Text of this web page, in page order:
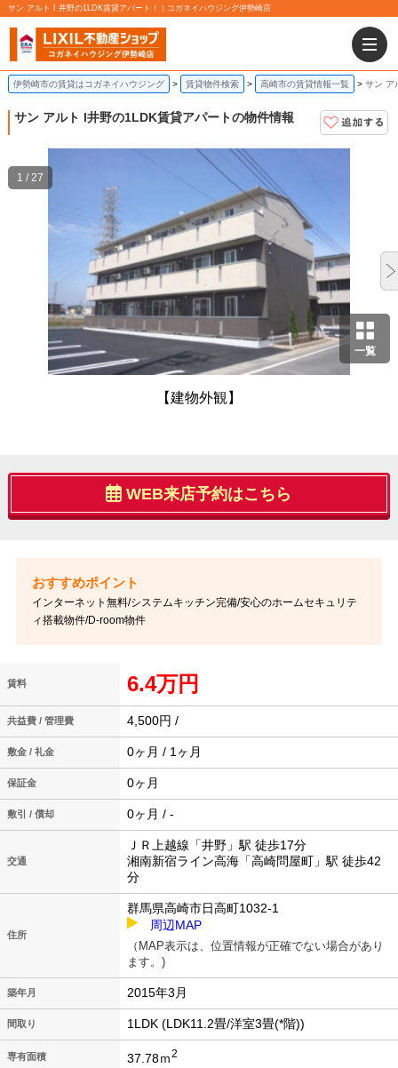
サン アルト I 井野の1LDK賃貸アパート！｜コガネイハウジング伊勢崎店
伊勢崎市の賃貸はコガネイハウジング 賃貸物件検索 高崎市の賃貸情報一覧 サン ア
サン アルト I井野の1LDK賃貸アパートの物件情報
一覧
【建物外観】
1 / 27
WEB来店予約はこちら
インターネット無料/システムキッチン完備/安心のホームセキュリテ
ィ搭載物件/D-room物件
賃料 6.4万円
共益費 / 管理費 4,500円 /
敷金 / 礼金 0ヶ月 / 1ヶ月
保証金 0ヶ月
敷引 / 償却 0ヶ月 / -
交通
ＪＲ上越線「井野」駅 徒歩17分
湘南新宿ライン高海「高崎問屋町」駅 徒歩42
分
住所
群馬県高崎市日高町1032-1
周辺MAP
（MAP表示は、位置情報が正確でない場合があり
ます。)
築年月 2015年3月
間取り 1LDK (LDK11.2畳/洋室3畳(*階))
専有面積 37.78ｍ2